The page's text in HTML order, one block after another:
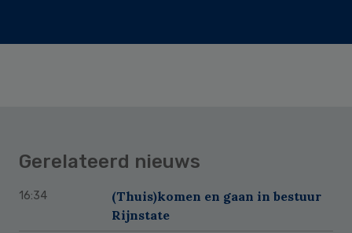
Gerelateerd nieuws
16:34
(Thuis)komen en gaan in bestuur
Rijnstate